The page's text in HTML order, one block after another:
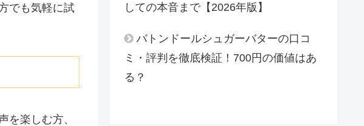
でも気軽に試
を楽しむ方、
しての本音まで【2026年版】
バトンドールシュガーバターの口コ
ミ・評判を徹底検証！700円の価値はあ
る？